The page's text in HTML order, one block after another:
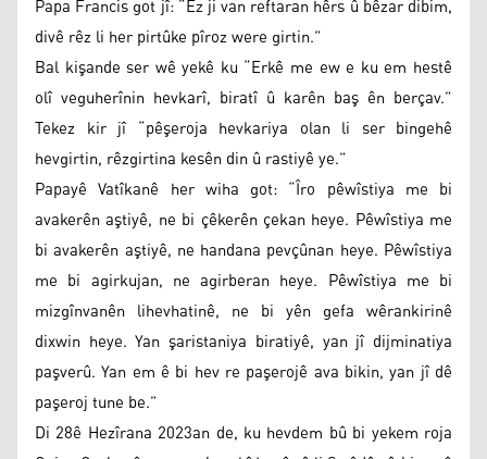
Papa Francis got jî: “Ez ji van reftaran hêrs û bêzar dibim,
divê rêz li her pirtûke pîroz were girtin.”
Bal kişande ser wê yekê ku “Erkê me ew e ku em hestê
olî veguherînin hevkarî, biratî û karên baş ên berçav.”
Tekez kir jî “pêşeroja hevkariya olan li ser bingehê
hevgirtin, rêzgirtina kesên din û rastiyê ye.”
Papayê Vatîkanê her wiha got: “Îro pêwîstiya me bi
avakerên aştiyê, ne bi çêkerên çekan heye. Pêwîstiya me
bi avakerên aştiyê, ne handana pevçûnan heye. Pêwîstiya
me bi agirkujan, ne agirberan heye. Pêwîstiya me bi
mizgînvanên lihevhatinê, ne bi yên gefa wêrankirinê
dixwin heye. Yan şaristaniya biratiyê, yan jî dijminatiya
paşverû. Yan em ê bi hev re paşerojê ava bikin, yan jî dê
paşeroj tune be.”
Di 28ê Hezîrana 2023an de, ku hevdem bû bi yekem roja